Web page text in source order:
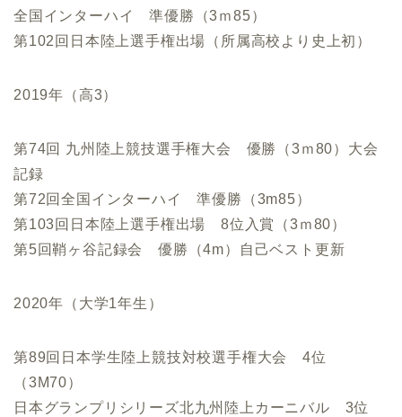
全国インターハイ 準優勝（3ｍ85）
第102回日本陸上選手権出場（所属高校より史上初）
2019年（高3）
第74回 九州陸上競技選手権大会 優勝（3ｍ80）大会
記録
第72回全国インターハイ 準優勝（3m85）
第103回日本陸上選手権出場 8位入賞（3ｍ80）
第5回鞘ヶ谷記録会 優勝（4m）自己ベスト更新
2020年（大学1年生）
第89回日本学生陸上競技対校選手権大会 4位
（3M70）
日本グランプリシリーズ北九州陸上カーニバル 3位